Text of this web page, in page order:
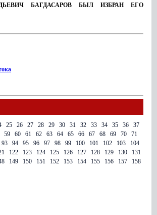
БАГДАСАРОВ БЫЛ ИЗБРАН ЕГО
25 26 27 28 29 30 31 32 33 34 35 36
37
59 60 61 62 63 64 65 66 67 68 69 70
71
93 94 95 96 97 98 99 100 101 102 103
104
122 123 124 125 126 127 128 129 130
131
149 150 151 152 153 154 155 156 157
158